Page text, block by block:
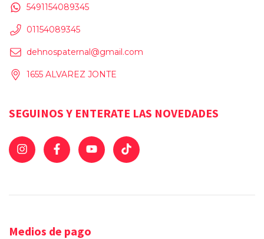
5491154089345
01154089345
dehnospaternal@gmail.com
1655 ALVAREZ JONTE
SEGUINOS Y ENTERATE LAS NOVEDADES
Medios de pago